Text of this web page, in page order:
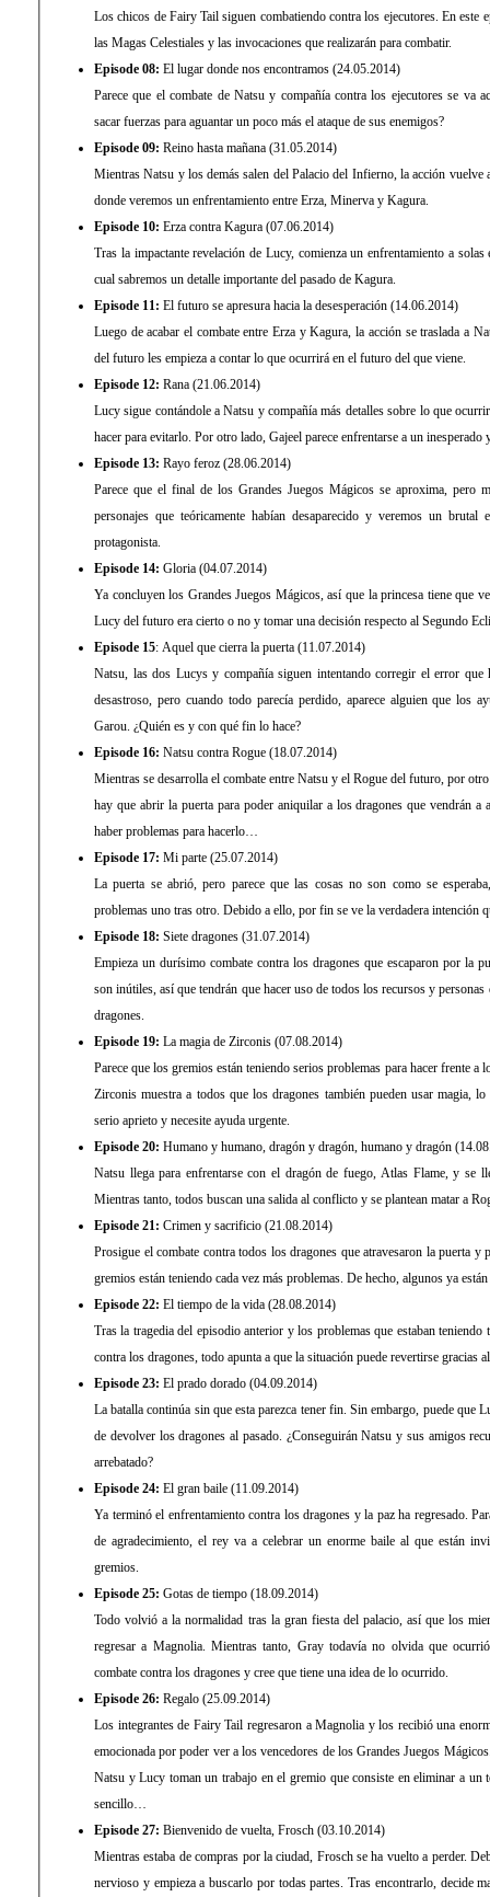
Los chicos de Fairy Tail siguen combatiendo contra los ejecutores. En este
las Magas Celestiales y las invocaciones que realizarán para combatir.
Episode 08: El lugar donde nos encontramos (24.05.2014)
Parece que el combate de Natsu y compañía contra los ejecutores se va
sacar fuerzas para aguantar un poco más el ataque de sus enemigos?
Episode 09: Reino hasta mañana (31.05.2014)
Mientras Natsu y los demás salen del Palacio del Infierno, la acción vuelve
donde veremos un enfrentamiento entre Erza, Minerva y Kagura.
Episode 10: Erza contra Kagura (07.06.2014)
Tras la impactante revelación de Lucy, comienza un enfrentamiento a
cual sabremos un detalle importante del pasado de Kagura.
Episode 11: El futuro se apresura hacia la desesperación (14.06.2014)
Luego de acabar el combate entre Erza y Kagura, la acción se traslada a
del futuro les empieza a contar lo que ocurrirá en el futuro del que viene.
Episode 12: Rana (21.06.2014)
Lucy sigue contándole a Natsu y compañía más detalles sobre lo que
hacer para evitarlo. Por otro lado, Gajeel parece enfrentarse a un inesperado
Episode 13: Rayo feroz (28.06.2014)
Parece que el final de los Grandes Juegos Mágicos se aproxima, pero
personajes que teóricamente habían desaparecido y veremos un brutal
protagonista.
Episode 14: Gloria (04.07.2014)
Ya concluyen los Grandes Juegos Mágicos, así que la princesa tiene que
Lucy del futuro era cierto o no y tomar una decisión respecto al Segundo
Episode 15: Aquel que cierra la puerta (11.07.2014)
Natsu, las dos Lucys y compañía siguen intentando corregir el error
desastroso, pero cuando todo parecía perdido, aparece alguien que los
Garou. ¿Quién es y con qué fin lo hace?
Episode 16: Natsu contra Rogue (18.07.2014)
Mientras se desarrolla el combate entre Natsu y el Rogue del futuro, por
hay que abrir la puerta para poder aniquilar a los dragones que vendrán a
haber problemas para hacerlo…
Episode 17: Mi parte (25.07.2014)
La puerta se abrió, pero parece que las cosas no son como se
problemas uno tras otro. Debido a ello, por fin se ve la verdadera intención
Episode 18: Siete dragones (31.07.2014)
Empieza un durísimo combate contra los dragones que escaparon por la
son inútiles, así que tendrán que hacer uso de todos los recursos y
dragones.
Episode 19: La magia de Zirconis (07.08.2014)
Parece que los gremios están teniendo serios problemas para hacer frente a
Zirconis muestra a todos que los dragones también pueden usar magia,
serio aprieto y necesite ayuda urgente.
Episode 20: Humano y humano, dragón y dragón, humano y dragón
Natsu llega para enfrentarse con el dragón de fuego, Atlas Flame, y se
Mientras tanto, todos buscan una salida al conflicto y se plantean matar a
Episode 21: Crimen y sacrificio (21.08.2014)
Prosigue el combate contra todos los dragones que atravesaron la puerta y
gremios están teniendo cada vez más problemas. De hecho, algunos ya
Episode 22: El tiempo de la vida (28.08.2014)
Tras la tragedia del episodio anterior y los problemas que estaban teniendo
contra los dragones, todo apunta a que la situación puede revertirse gracias
Episode 23: El prado dorado (04.09.2014)
La batalla continúa sin que esta parezca tener fin. Sin embargo, puede que
de devolver los dragones al pasado. ¿Conseguirán Natsu y sus amigos
arrebatado?
Episode 24: El gran baile (11.09.2014)
Ya terminó el enfrentamiento contra los dragones y la paz ha regresado.
de agradecimiento, el rey va a celebrar un enorme baile al que están
gremios.
Episode 25: Gotas de tiempo (18.09.2014)
Todo volvió a la normalidad tras la gran fiesta del palacio, así que los
regresar a Magnolia. Mientras tanto, Gray todavía no olvida que
combate contra los dragones y cree que tiene una idea de lo ocurrido.
Episode 26: Regalo (25.09.2014)
Los integrantes de Fairy Tail regresaron a Magnolia y los recibió una
emocionada por poder ver a los vencedores de los Grandes Juegos
Natsu y Lucy toman un trabajo en el gremio que consiste en eliminar a un
sencillo…
Episode 27: Bienvenido de vuelta, Frosch (03.10.2014)
Mientras estaba de compras por la ciudad, Frosch se ha vuelto a perder.
nervioso y empieza a buscarlo por todas partes. Tras encontrarlo, decide